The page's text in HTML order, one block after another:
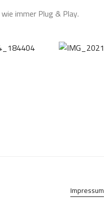
immer Plug & Play.
Impressum